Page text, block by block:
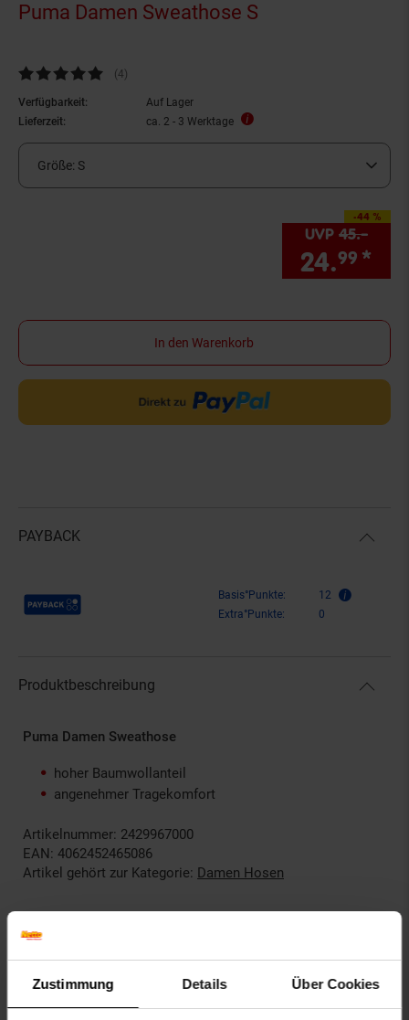
Zustimmung Details Über Cookies
Puma Damen Sweathose S
Kundenbewertung: 5 von 5 Sternen
(4Kundenbewertungen
)
Verfügbarkeit:
Auf Lager
Lieferzeit:
ca. 2 - 3 Werktage
Größe: S
-44 %
Sie Sparen 44
UVP 45.–UVP
24.99 *
In den Warenkorb
PAYBACK
Payback Punkte Basis°Punkte:
12
Extra°Punkte:
0
Produktbeschreibung
Puma Damen Sweathose
hoher Baumwollanteil
angenehmer Tragekomfort
Artikelnummer: 2429967000
EAN: 4062452465086
Artikel gehört zur Kategorie: Damen Hosen
Bewertungen